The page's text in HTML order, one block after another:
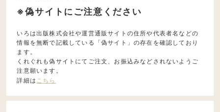
※偽サイトにご注意ください
いろは出版株式会社や運営通販サイトの住所や代表者名などの
情報を無断で記載している「偽サイト」の存在を確認しており
ます。
くれぐれも偽サイトにてご注文、お振込みなどされないようご
注意願います。
詳細は こちら